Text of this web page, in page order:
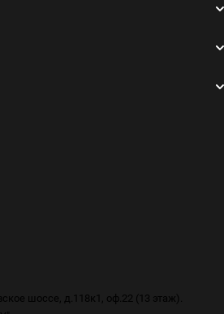
шоссе, д.118к1, оф.22 (13 этаж).